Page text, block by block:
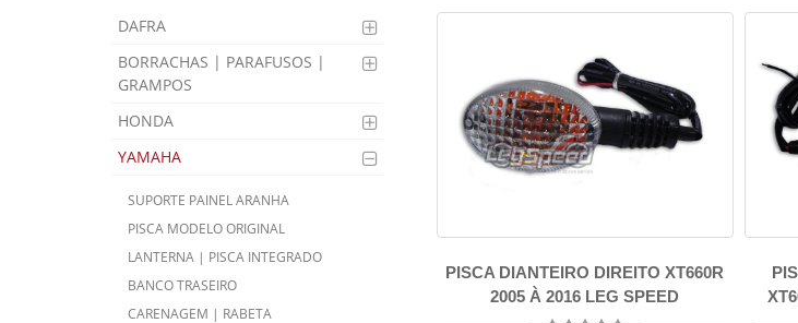
PISCA DIANTEIRO DIREITO XT660R
2005 À 2016 LEG SPEED
DAFRA
BORRACHAS | PARAFUSOS |
GRAMPOS
HONDA
YAMAHA
SUPORTE PAINEL ARANHA
PISCA MODELO ORIGINAL
LANTERNA | PISCA INTEGRADO
BANCO TRASEIRO
CARENAGEM | RABETA